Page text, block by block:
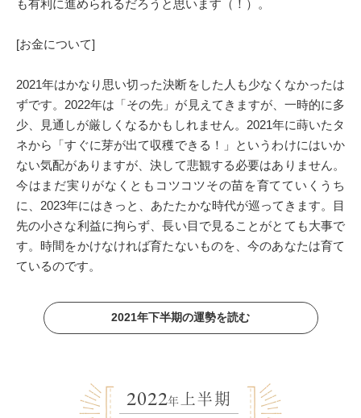
も有利に進められるだろうと思います（！）。
[お金について]
2021年はかなり思い切った決断をした人も少なくなかったは
ずです。2022年は「その先」が見えてきますが、一時的に多
少、見通しが厳しくなるかもしれません。2021年に蒔いたタ
ネから「すぐに芽が出て収穫できる！」というわけにはいか
ない気配がありますが、決して悲観する必要はありません。
今はまだ実りがなくともコツコツその苗を育てていくうち
に、2023年にはきっと、あたたかな時代が巡ってきます。目
先の小さな利益に拘らず、長い目で見ることがとても大事で
す。時間をかけなければ育たないものを、今のあなたは育て
ているのです。
2021年下半期の運勢を読む
2022年
上半期